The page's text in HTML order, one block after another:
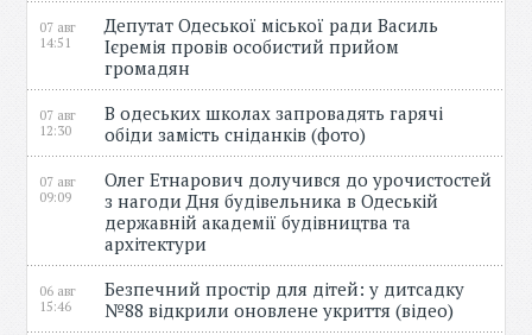
07 авг
14:51
Депутат Одеської міської ради Василь
Ієремія провів особистий прийом
громадян
07 авг
12:30
В одеських школах запровадять гарячі
обіди замість сніданків (фото)
07 авг
09:09
Олег Етнарович долучився до урочистостей
з нагоди Дня будівельника в Одеській
державній академії будівництва та
архітектури
06 авг
15:46
Безпечний простір для дітей: у дитсадку
№88 відкрили оновлене укриття (відео)